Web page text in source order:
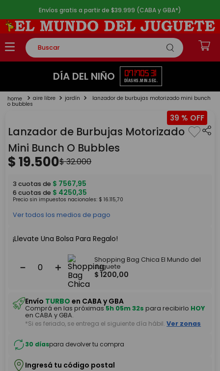
Envíos gratis a partir de $39.999 (CABA y GBA*)
Buscar
TÉRMINOS MÁS BUSCADOS
2.
lego
4.
monopatin
5. toy story
DÍA DEL NIÑO 07
DÍAS
17
HS.
05
MIN.
31
SEG.
aire libre jardín lanzador de burbujas motorizado mini bunch
o bubbles
39 %
Lanzador de Burbujas Motorizado
Mini Bunch O Bubbles
$19.500$32.000
3 cuotas de $ 7567,95
6 cuotas de $ 4250,35
Precio sin impuestos nacionales: $ 16.115,70
Ver todos los medios de pago
¡Llevate Una Bolsa Para Regalo!
＋
－
Shopping Bag Chica El Mundo del
Juguete
$ 1200,00
Envío TURBO en CABA y GBA
Comprá en las próximas5h 05m 32s para recibirlo HOY
en CABA y GBA.
*Si es feriado, se entrega el siguiente día hábil. Ver zonas
30 díaspara devolver tu compra
Ingresá tu código postal